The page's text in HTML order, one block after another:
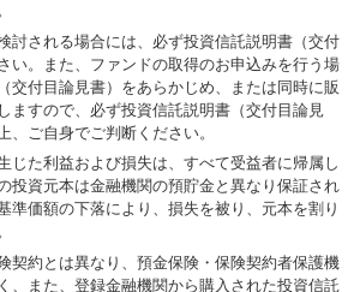
討される場合には、必ず投資信託説明書（交付
い。また、ファンドの取得のお申込みを行う場
交付目論見書）をあらかじめ、または同時に販
ますので、必ず投資信託説明書（交付目論見
、ご自身でご判断ください。
じた利益および損失は、すべて受益者に帰属し
投資元本は金融機関の預貯金と異なり保証され
準価額の下落により、損失を被り、元本を割り
契約とは異なり、預金保険・保険契約者保護機
、また、登録金融機関から購入された投資信託